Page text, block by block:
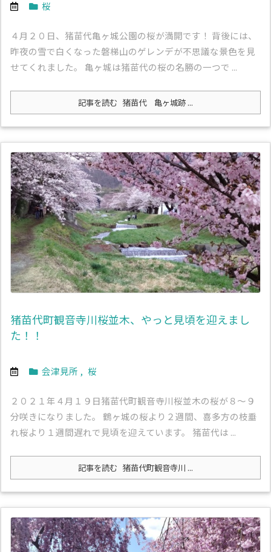
桜
４月２０日、猪苗代亀ヶ城公園の桜が満開です！ 背後には、
昨夜の雪で白くなった磐梯山のゲレンデが不思議な景色を見
せてくれました。 亀ヶ城は猪苗代の桜の名勝の一つで ...
記事を読む 猪苗代 亀ヶ城跡 ...
猪苗代町観音寺川桜並木、やっと見頃を迎えまし
た！！
会津見所 , 桜
２０２１年４月１９日猪苗代町観音寺川桜並木の桜が８～９
分咲きになりました。 鶴ヶ城の桜より２週間、喜多方の枝垂
れ桜より１週間遅れで見頃を迎えています。 猪苗代は ...
記事を読む 猪苗代町観音寺川 ...